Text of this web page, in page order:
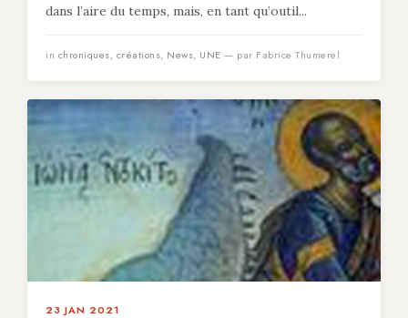
dans l’aire du temps, mais, en tant qu’outil...
in chroniques, créations, News, UNE — par Fabrice Thumerel
23 JAN 2021